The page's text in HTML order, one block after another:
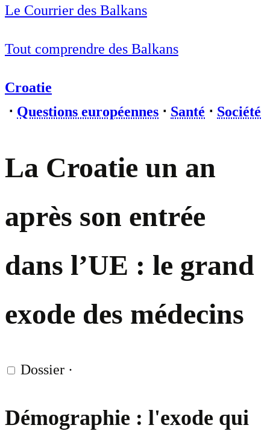
Le Courrier des Balkans
Tout comprendre des Balkans
Croatie
⋅ Questions européennes ⋅ Santé ⋅ Société
La Croatie un an
après son entrée
dans l’UE : le grand
exode des médecins
Dossier ·
Démographie : l'exode qui